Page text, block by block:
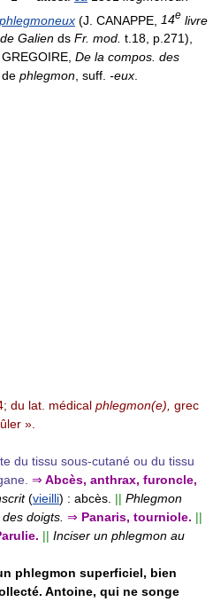
phlegmoneux (J. CANAPPE, 14e livre
Galien ds Fr. mod. t.18, p.271),
De la compos. des
de phlegmon, suff. -eux.
du lat. médical phlegmon(e), grec
».
du tissu sous-cutané ou du tissu
⇒ Abcès, anthrax, furoncle,
(vieilli) : abcès. || Phlegmon
doigts. ⇒ Panaris, tourniole. ||
|| Inciser un phlegmon au
phlegmon superficiel, bien
Antoine, qui ne songe